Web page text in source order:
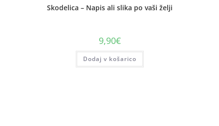
Skodelica – Napis ali slika po vaši želji
9,90€
Dodaj v košarico